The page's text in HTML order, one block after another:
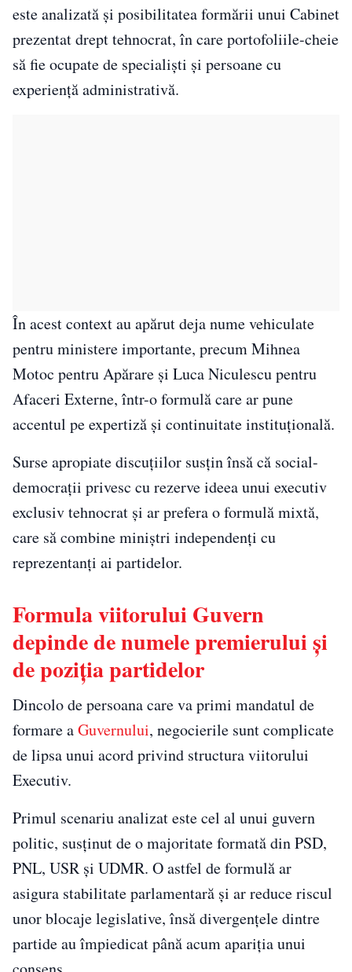
este analizată și posibilitatea formării unui Cabinet
prezentat drept tehnocrat, în care portofoliile-cheie
să fie ocupate de specialiști și persoane cu
experiență administrativă.
În acest context au apărut deja nume vehiculate
pentru ministere importante, precum Mihnea
Motoc pentru Apărare și Luca Niculescu pentru
Afaceri Externe, într-o formulă care ar pune
accentul pe expertiză și continuitate instituțională.
Surse apropiate discuțiilor susțin însă că social-
democrații privesc cu rezerve ideea unui executiv
exclusiv tehnocrat și ar prefera o formulă mixtă,
care să combine miniștri independenți cu
reprezentanți ai partidelor.
Formula viitorului Guvern
depinde de numele premierului și
de poziția partidelor
Dincolo de persoana care va primi mandatul de
formare aGuvernului, negocierile sunt complicate
de lipsa unui acord privind structura viitorului
Executiv.
Primul scenariu analizat este cel al unui guvern
politic, susținut de o majoritate formată din PSD,
PNL, USR și UDMR. O astfel de formulă ar
asigura stabilitate parlamentară și ar reduce riscul
unor blocaje legislative, însă divergențele dintre
partide au împiedicat până acum apariția unui